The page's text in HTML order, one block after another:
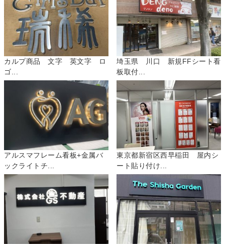
カルプ商品 文字 英文字 ロ
ゴ...
埼玉県 川口 新規FFシート看
板取付...
アルスマフレーム看板+金属バ
ックライトチ...
東京都新宿区西早稲田 屋内シ
ート貼り付け...